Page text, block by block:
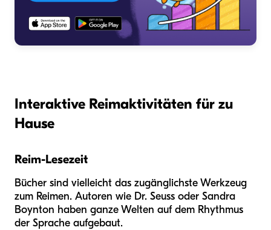
Interaktive Reimaktivitäten für zu
Hause
Reim-Lesezeit
Bücher sind vielleicht das zugänglichste Werkzeug
zum Reimen. Autoren wie Dr. Seuss oder Sandra
Boynton haben ganze Welten auf dem Rhythmus
der Sprache aufgebaut.